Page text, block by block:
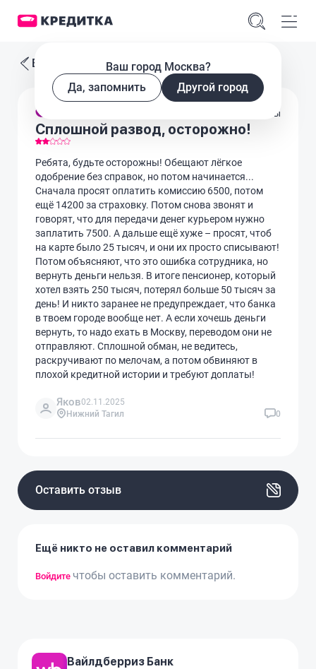
Ваш город Москва?
Да, запомнить
Другой город
Все отзывы
Сплошной развод, осторожно!
Кредиты
Ребята, будьте осторожны! Обещают лёгкое
одобрение без справок, но потом начинается...
Сначала просят оплатить комиссию 6500, потом
ещё 14200 за страховку. Потом снова звонят и
говорят, что для передачи денег курьером нужно
заплатить 7500. А дальше ещё хуже – просят, чтоб
на карте было 25 тысяч, и они их просто списывают!
Потом объясняют, что это ошибка сотрудника, но
вернуть деньги нельзя. В итоге пенсионер, который
хотел взять 250 тысяч, потерял больше 50 тысяч за
день! И никто заранее не предупреждает, что банка
в твоем городе вообще нет. А если хочешь деньги
вернуть, то надо ехать в Москву, переводом они не
отправляют. Сплошной обман, не ведитесь,
раскручивают по мелочам, а потом обвиняют в
плохой кредитной истории и требуют доплаты!
Яков02.11.2025
Нижний Тагил
0
Оставить отзыв
Ещё никто не оставил комментарий
Войдите чтобы оставить комментарий.
Вайлдберриз Банк